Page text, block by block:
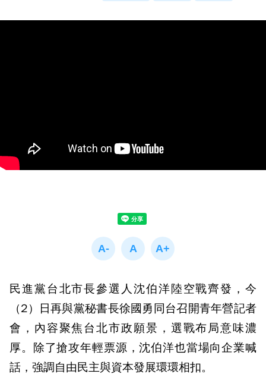
民進黨台北市長參選人沈伯洋陸空戰齊發，今
（2）日再與黨秘書長徐國勇同台召開青年營記者
會，內容聚焦台北市政願景，選戰布局意味濃
厚。除了搶攻年輕票源，沈伯洋也當場向企業喊
話，強調自由民主與資本發展環環相扣。